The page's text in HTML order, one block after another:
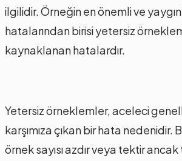
ilgilidir. Örneğin en önemli ve
hatalarından birisi yetersiz
kaynaklanan hatalardır.
Yetersiz örneklemler, aceleci
karşımıza çıkan bir hata nedenidir.
örnek sayısı azdır veya tektir